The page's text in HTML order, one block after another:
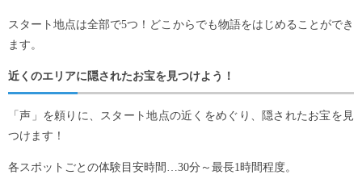
スタート地点は全部で5つ！どこからでも物語をはじめることができ
ます。
近くのエリアに隠されたお宝を見つけよう！
「声」を頼りに、スタート地点の近くをめぐり、隠されたお宝を見
つけます！
各スポットごとの体験目安時間…30分～最長1時間程度。